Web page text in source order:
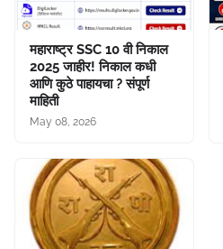
महाराष्ट्र SSC 10 वी निकाल
2025 जाहीर! निकाल कधी
आणि कुठे पाहायचा ? संपूर्ण
माहिती
May 08, 2026